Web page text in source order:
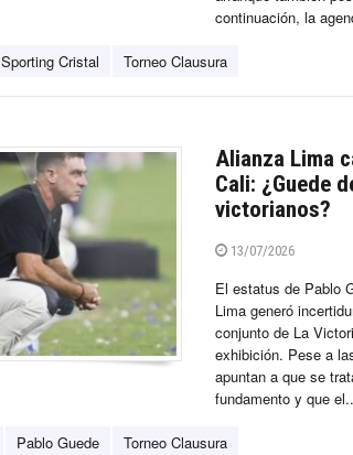
continuación, la
Sporting Cristal Torneo Clausura
Alianza Lima
Cali: ¿Guede
victorianos?
13/07/2026
El estatus de Pablo
Lima generó
conjunto de La
exhibición. Pese a
apuntan a que se
fundamento y que
Pablo Guede Torneo Clausura